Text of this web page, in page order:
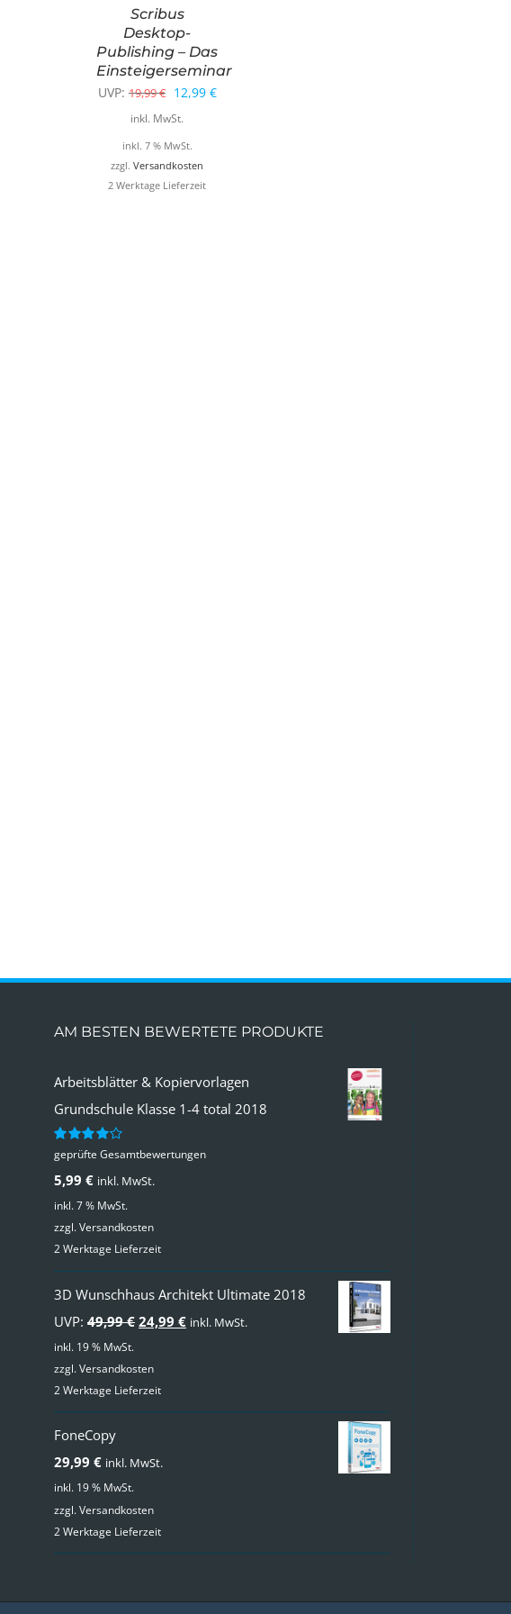
Scribus
Desktop-
Publishing – Das
Einsteigerseminar
UVP: 19,99€ Ursprünglicher
Preis
war:
19,99 €
12,99 €Aktueller
inkl. MwSt.
inkl. 7 % MwSt.
zzgl.Versandkosten
2 Werktage Lieferzeit
AM BESTEN BEWERTETE PRODUKTE
Arbeitsblätter & Kopiervorlagen
Grundschule Klasse 1-4 total 2018
Bewertet
von 5
geprüfte Gesamtbewertungen
5,99 € inkl. MwSt.
inkl. 7 % MwSt.
zzgl.Versandkosten
2 Werktage Lieferzeit
3D Wunschhaus Architekt Ultimate 2018
UVP: 49,99€ Ursprünglicher
war:
24,99 €Aktueller
inkl. MwSt.
inkl. 19 % MwSt.
zzgl.Versandkosten
2 Werktage Lieferzeit
FoneCopy
29,99 € inkl. MwSt.
inkl. 19 % MwSt.
zzgl.Versandkosten
2 Werktage Lieferzeit